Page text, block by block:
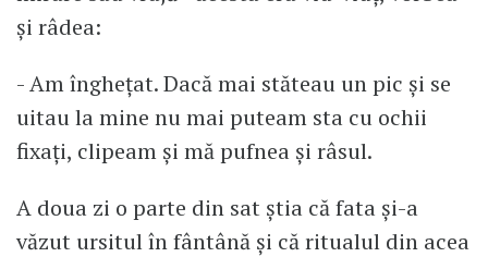
și râdea:
- Am înghețat. Dacă mai stăteau un pic și se
uitau la mine nu mai puteam sta cu ochii
fixați, clipeam și mă pufnea și râsul.
A doua zi o parte din sat știa că fata și-a
văzut ursitul în fântână și că ritualul din acea